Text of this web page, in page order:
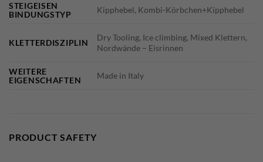
STEIGEISEN
BINDUNGSTYP
Kipphebel, Kombi-Körbchen+Kipphebel
KLETTERDISZIPLIN
Dry Tooling, Ice climbing, Mixed Klettern,
Nordwände – Eisrinnen
WEITERE
EIGENSCHAFTEN
Made in Italy
PRODUCT SAFETY